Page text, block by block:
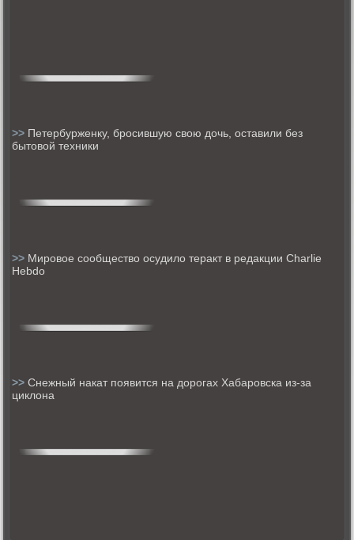
>> Петербурженку, бросившую свою дочь, оставили без
бытовой техники
>> Мировое сообщество осудило теракт в редакции Charlie
Hebdo
>>Снежный накат появится на дорогах Хабаровска из-за
циклона